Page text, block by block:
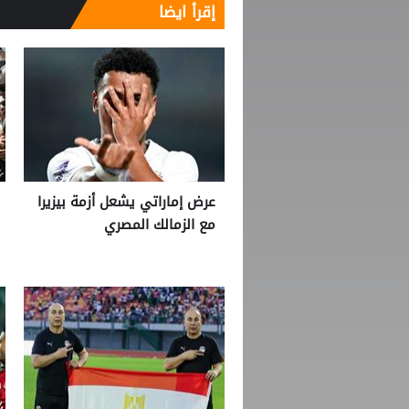
إقرأ ايضا
عرض إماراتي يشعل أزمة بيزيرا
مع الزمالك المصري